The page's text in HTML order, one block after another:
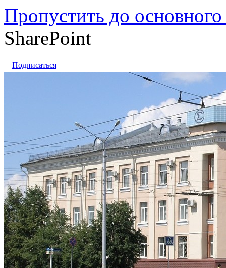
Пропустить до основного
SharePoint
Подписаться